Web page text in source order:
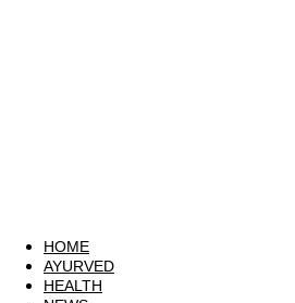
HOME
AYURVED
HEALTH